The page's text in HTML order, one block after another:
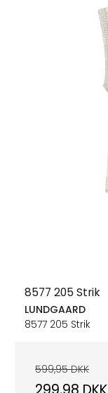
8577 205 Strik
LUNDGAARD
8577 205 Strik
599,95 DKK